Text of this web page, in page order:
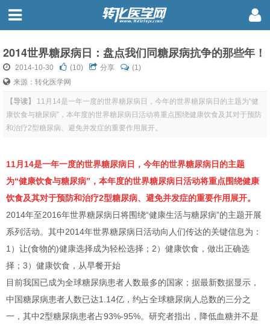
2014世界糖尿病日：盘点我们同糖尿病抗争的那些年！
2014-10-30 (10) 分享
(1)
来源：转化医学网
【导读】
11月14是一年一度的世界糖尿病日，今年的世界糖尿病日的主题为“健
康饮食与糖尿病”，本年度的世界糖尿病日活动将重点围绕健康饮食及其对于预防
和治疗2型糖尿病、避免并发症的重要作用展开。
11月14是一年一度的世界糖尿病日，今年的世界糖尿病日的主题
为“健康饮食与糖尿病”，本年度的世界糖尿病日活动将重点围绕健康
饮食及其对于预防和治疗2型糖尿病、避免并发症的重要作用展开。
2014年至2016年世界糖尿病日将围绕“健康生活与糖尿病”的主题开展
系列活动。其中2014年世界糖尿病日活动向人们传达的关键信息为：
1）让(食物的)健康选择成为轻松选择；2）健康饮食，做出正确选
择；3）健康饮食，从早餐开始
目前我国已成为全球糖尿病患者人数最多的国家；据最新数据显示，
中国糖尿病患者人数已达1.14亿，约占全球糖尿病人总数的三分之
一，其中2型糖尿病患者占93%-95%。研究者指出，降低血糖并不是